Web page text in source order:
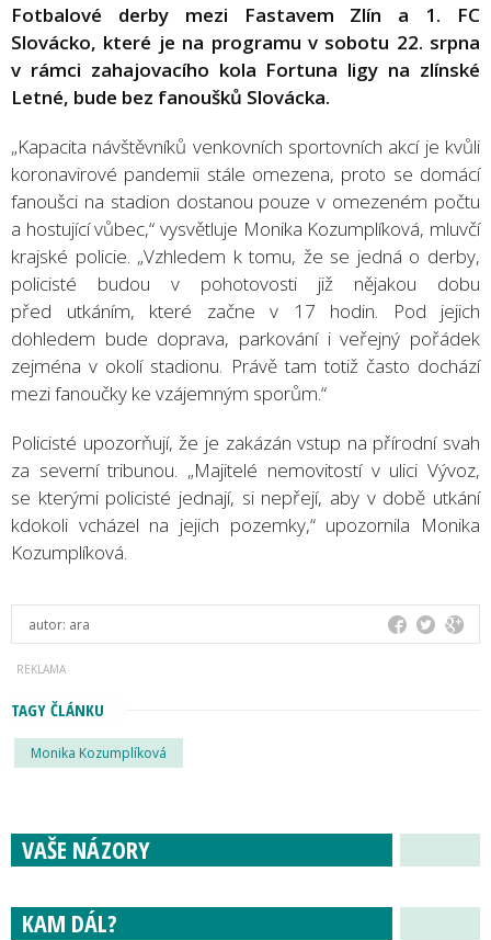
Fotbalové derby mezi Fastavem Zlín a 1. FC
Slovácko, které je na programu v sobotu 22. srpna
v rámci zahajovacího kola Fortuna ligy na zlínské
Letné, bude bez fanoušků Slovácka.
„Kapacita návštěvníků venkovních sportovních akcí je kvůli
koronavirové pandemii stále omezena, proto se domácí
fanoušci na stadion dostanou pouze v omezeném počtu
a hostující vůbec,“ vysvětluje Monika Kozumplíková, mluvčí
krajské policie. „Vzhledem k tomu, že se jedná o derby,
policisté budou v pohotovosti již nějakou dobu
před utkáním, které začne v 17 hodin. Pod jejich
dohledem bude doprava, parkování i veřejný pořádek
zejména v okolí stadionu. Právě tam totiž často dochází
mezi fanoučky ke vzájemným sporům.“
Policisté upozorňují, že je zakázán vstup na přírodní svah
za severní tribunou. „Majitelé nemovitostí v ulici Vývoz,
se kterými policisté jednají, si nepřejí, aby v době utkání
kdokoli vcházel na jejich pozemky,“ upozornila Monika
Kozumplíková.
autor: ara
TAGY ČLÁNKU
Monika Kozumplíková
VAŠE NÁZORY
KAM DÁL?